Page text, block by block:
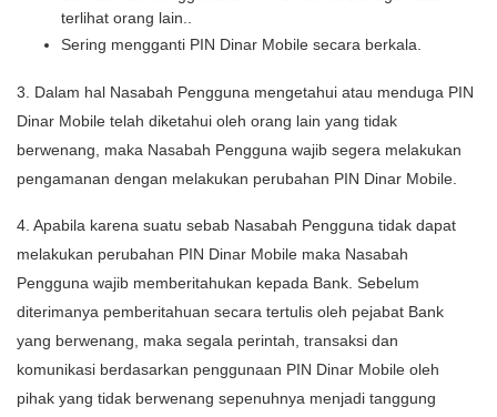
terlihat orang lain..
Sering mengganti PIN Dinar Mobile secara berkala.
3. Dalam hal Nasabah Pengguna mengetahui atau menduga PIN
Dinar Mobile telah diketahui oleh orang lain yang tidak
berwenang, maka Nasabah Pengguna wajib segera melakukan
pengamanan dengan melakukan perubahan PIN Dinar Mobile.
4. Apabila karena suatu sebab Nasabah Pengguna tidak dapat
melakukan perubahan PIN Dinar Mobile maka Nasabah
Pengguna wajib memberitahukan kepada Bank. Sebelum
diterimanya pemberitahuan secara tertulis oleh pejabat Bank
yang berwenang, maka segala perintah, transaksi dan
komunikasi berdasarkan penggunaan PIN Dinar Mobile oleh
pihak yang tidak berwenang sepenuhnya menjadi tanggung